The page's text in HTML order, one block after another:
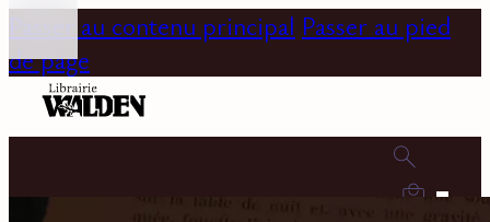
Passer au contenu principal Passer au pied
de page
0